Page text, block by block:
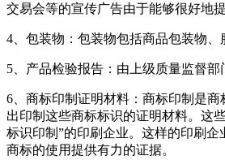
交易会等的宣传广告由于能够很好地
4、包装物：包装物包括商品包装物
5、产品检验报告：由上级质量监督
6、商标印制证明材料：商标印制是
出印制这些商标标识的证明材料。这
标识印制”的印刷企业。这样的印刷
商标的使用提供有力的证据。